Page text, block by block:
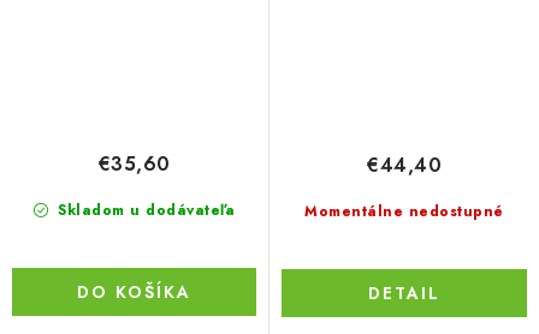
Skladom u dodávateľa
€35,60
DO KOŠÍKA
Momentálne nedostupné
€44,40
DETAIL